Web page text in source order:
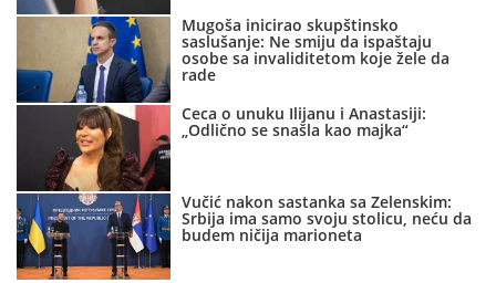
Mugoša inicirao skupštinsko
saslušanje: Ne smiju da ispaštaju
osobe sa invaliditetom koje žele da
rade
Ceca o unuku Ilijanu i Anastasiji:
„Odlično se snašla kao majka“
Vučić nakon sastanka sa Zelenskim:
Srbija ima samo svoju stolicu, neću da
budem ničija marioneta